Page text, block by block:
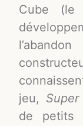
Cube (le
jeu,
de petits